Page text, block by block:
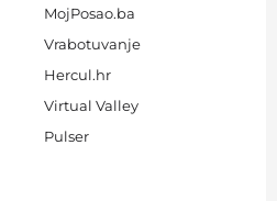
MojPosao.ba
Vrabotuvanje
Hercul.hr
Virtual Valley
Pulser